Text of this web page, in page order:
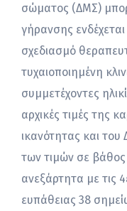
σώματος (ΔΜΣ)
γήρανσης
σχεδιασμό
τυχαιοποιημένη
συμμετέχοντες
αρχικές τιμές της
ικανότητας και
των τιμών σε βάθος
ανεξάρτητα με τις
ευπάθειας 38